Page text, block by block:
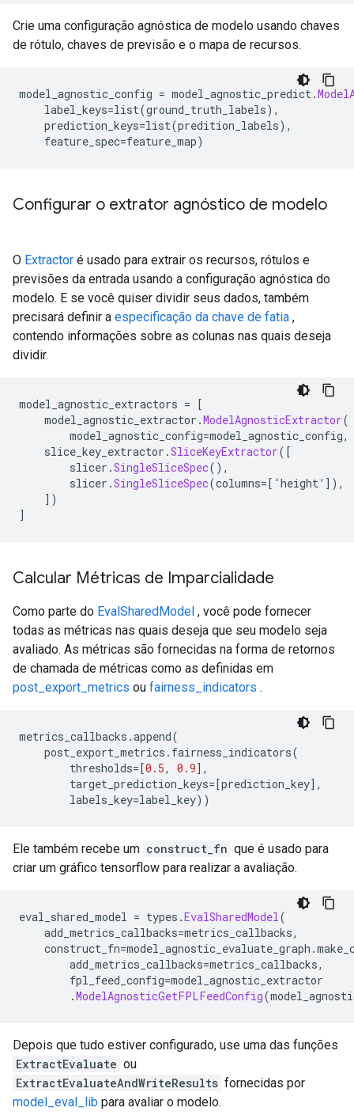
Crie uma configuração agnóstica de modelo usando chaves
de rótulo, chaves de previsão e o mapa de recursos.
model_agnostic_config = model_agnostic_predict.
label_keys=list(ground_truth_labels),
prediction_keys=list(predition_labels),
feature_spec=feature_map)
Configurar o extrator agnóstico de modelo
O Extractor é usado para extrair os recursos, rótulos e
previsões da entrada usando a configuração agnóstica do
modelo. E se você quiser dividir seus dados, também
precisará definir a especificação da chave de fatia ,
contendo informações sobre as colunas nas quais deseja
dividir.
model_agnostic_extractors = [
model_agnostic_extractor .ModelAgnosticExtractor(
model_agnostic_config=model_agnostic_config,
slice_key_extractor .SliceKeyExtractor([
slicer .SingleSliceSpec(),
slicer .SingleSliceSpec(columns=[‘height’]),
])
]
Calcular Métricas de Imparcialidade
Como parte do EvalSharedModel , você pode fornecer
todas as métricas nas quais deseja que seu modelo seja
avaliado. As métricas são fornecidas na forma de retornos
de chamada de métricas como as definidas em
post_export_metrics ou fairness_indicators .
metrics_callbacks .append(
post_export_metrics . fairness_indicators(
thresholds=[0.5, 0.9],
target_prediction_keys=[prediction_key],
labels_key=label_key))
Ele também recebe um construct_fn que é usado para
criar um gráfico tensorflow para realizar a avaliação.
eval_shared_model = types .EvalSharedModel(
add_metrics_callbacks=metrics_callbacks,
construct_fn=model_agnostic_evaluate_graph .
add_metrics_callbacks=metrics_callbacks,
fpl_feed_config=model_agnostic_extractor
.ModelAgnosticGetFPLFeedConfig(
Depois que tudo estiver configurado, use uma das funções
ExtractEvaluate ou
ExtractEvaluateAndWriteResults fornecidas por
model_eval_lib para avaliar o modelo.